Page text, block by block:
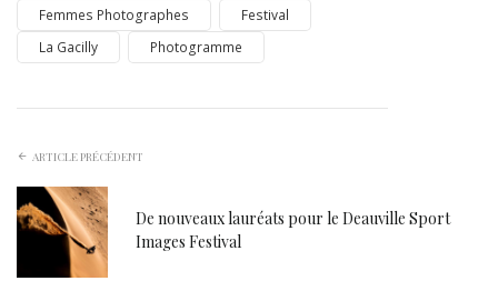
Femmes Photographes
Festival
La Gacilly
Photogramme
ARTICLE PRÉCÉDENT
De nouveaux lauréats pour le Deauville Sport
Images Festival